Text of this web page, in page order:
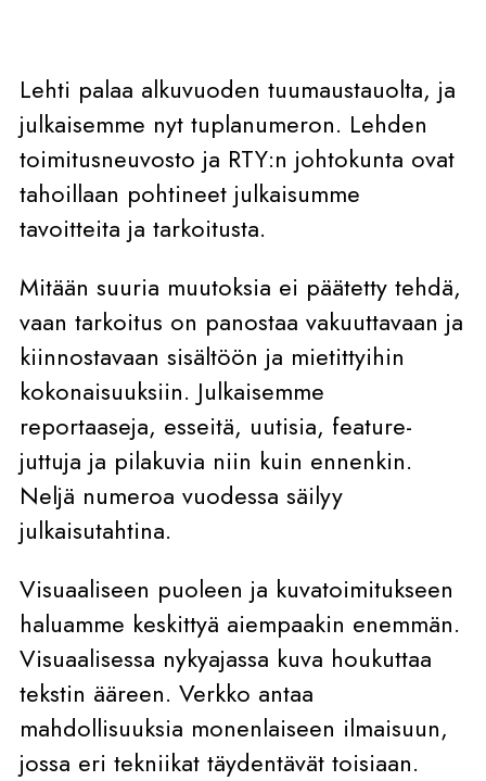
Lehti palaa alkuvuoden tuumaustauolta, ja
julkaisemme nyt tuplanumeron. Lehden
toimitusneuvosto ja RTY:n johtokunta ovat
tahoillaan pohtineet julkaisumme
tavoitteita ja tarkoitusta.
Mitään suuria muutoksia ei päätetty tehdä,
vaan tarkoitus on panostaa vakuuttavaan ja
kiinnostavaan sisältöön ja mietittyihin
kokonaisuuksiin. Julkaisemme
reportaaseja, esseitä, uutisia, feature-
juttuja ja pilakuvia niin kuin ennenkin.
Neljä numeroa vuodessa säilyy
julkaisutahtina.
Visuaaliseen puoleen ja kuvatoimitukseen
haluamme keskittyä aiempaakin enemmän.
Visuaalisessa nykyajassa kuva houkuttaa
tekstin ääreen. Verkko antaa
mahdollisuuksia monenlaiseen ilmaisuun,
jossa eri tekniikat täydentävät toisiaan.